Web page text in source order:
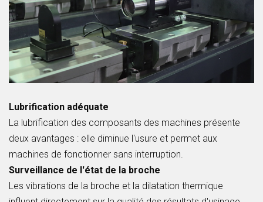
Lubrification adéquate
La lubrification des composants des machines présente
deux avantages : elle diminue l'usure et permet aux
machines de fonctionner sans interruption.
Surveillance de l'état de la broche
Les vibrations de la broche et la dilatation thermique